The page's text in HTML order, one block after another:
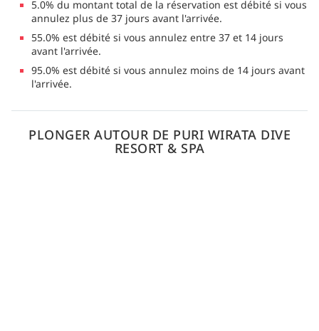
5.0% du montant total de la réservation est débité si vous
annulez plus de 37 jours avant l'arrivée.
55.0% est débité si vous annulez entre 37 et 14 jours
avant l'arrivée.
95.0% est débité si vous annulez moins de 14 jours avant
l'arrivée.
PLONGER AUTOUR DE PURI WIRATA DIVE
RESORT & SPA